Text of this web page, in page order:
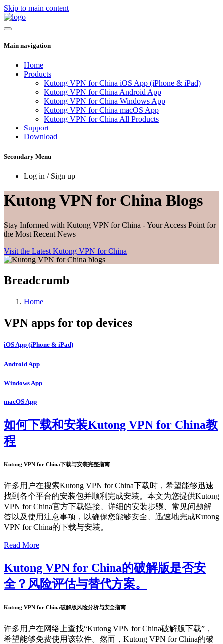
Skip to main content
Main navigation
Home
Products
Kutong VPN for China iOS App (iPhone & iPad)
Kutong VPN for China Android App
Kutong VPN for China Windows App
Kutong VPN for China macOS App
Kutong VPN for China All Products
Support
Download
Secondary Menu
Log in / Sign up
Kutong VPN for China Blogs
Stay Informed with Kutong VPN for China - Your Access Point for
the Most Recent News
Visit the Latest Kutong VPN for China
Breadcrumb
Home
VPN apps for top devices
iOS App (iPhone & iPad)
Android App
Windows App
macOS App
如何下载和安装Kutong VPN for China教
程
Kutong VPN for China下载与安装完整指南
许多用户在搜索Kutong VPN for China下载时，希望能够迅速
找到各个平台的安装包并顺利完成安装。本文为您提供Kutong
VPN for China官方下载链接、详细的安装步骤、常见问题解
答以及使用注意事项，以确保您能够安全、迅速地完成Kutong
VPN for China的下载与安装。
Read More
Kutong VPN for China的破解版是否安
全？风险评估与替代方案。
Kutong VPN for China破解版风险分析与安全指南
许多用户在网络上查找“Kutong VPN for China破解版下载”，
希望能够免费使用该软件。然而，Kutong VPN for China的破